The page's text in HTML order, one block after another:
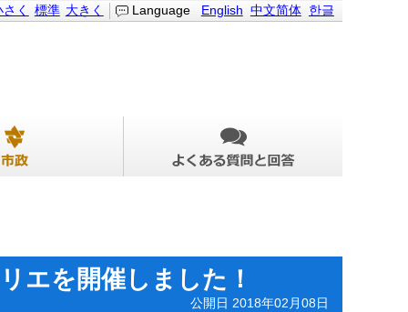
Language English 中文简体 한글
く 標準 大きく
エを開催しました！
公開日 2018年02月08日